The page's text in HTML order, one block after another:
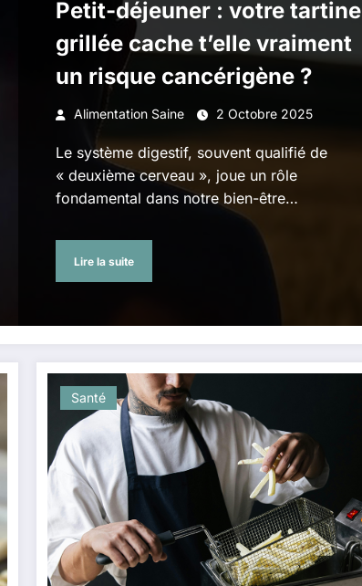
Petit-déjeuner : votre tartine
grillée cache t’elle vraiment
un risque cancérigène ?
Alimentation Saine 2 Octobre 2025
Le système digestif, souvent qualifié de
« deuxième cerveau », joue un rôle
fondamental dans notre bien-être…
Lire la suite
Santé